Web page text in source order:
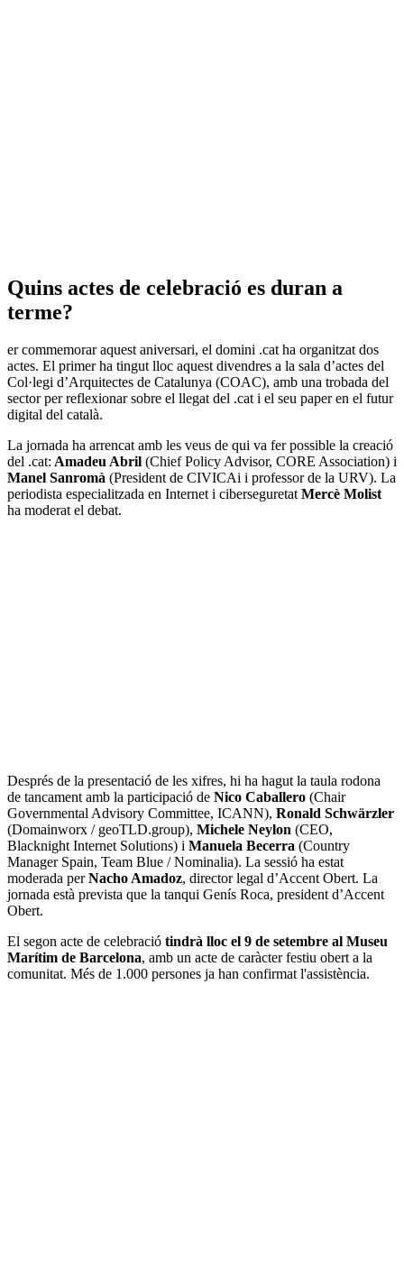
Quins actes de celebració es duran a
terme?
er commemorar aquest aniversari, el domini .cat ha organitzat dos
actes. El primer ha tingut lloc aquest divendres a la sala d’actes del
Col·legi d’Arquitectes de Catalunya (COAC), amb una trobada del
sector per reflexionar sobre el llegat del .cat i el seu paper en el futur
digital del català.
La jornada ha arrencat amb les veus de qui va fer possible la creació
del .cat: Amadeu Abril (Chief Policy Advisor, CORE Association) i
Manel Sanromà (President de CIVICAi i professor de la URV). La
periodista especialitzada en Internet i ciberseguretatMercè Molist
ha moderat el debat.
Després de la presentació de les xifres, hi ha hagut la taula rodona
de tancament amb la participació de Nico Caballero (Chair
Governmental Advisory Committee, ICANN), Ronald Schwärzler
(Domainworx / geoTLD.group), Michele Neylon (CEO,
Blacknight Internet Solutions) i Manuela Becerra (Country
Manager Spain, Team Blue / Nominalia). La sessió ha estat
moderada perNacho Amadoz, director legal d’Accent Obert. La
jornada està prevista que la tanqui Genís Roca, president d’Accent
Obert.
El segon acte de celebració tindrà lloc el 9 de setembre al Museu
Marítim de Barcelona, amb un acte de caràcter festiu obert a la
comunitat. Més de 1.000 persones ja han confirmat l'assistència.